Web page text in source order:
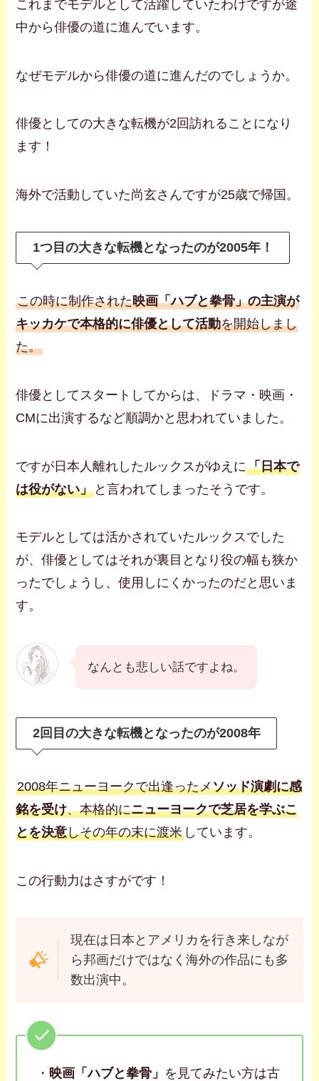
これまでモデルとして活躍していたわけですが途
中から俳優の道に進んでいます。
なぜモデルから俳優の道に進んだのでしょうか。
俳優としての大きな転機が2回訪れることになり
ます！
海外で活動していた尚玄さんですが25歳で帰国。
1つ目の大きな転機となったのが2005年！
この時に制作された映画「ハブと拳骨」の主演が
キッカケで本格的に俳優として活動を開始しまし
た。
俳優としてスタートしてからは、ドラマ・映画・
CMに出演するなど順調かと思われていました。
ですが日本人離れしたルックスがゆえに「日本で
は役がない」 と言われてしまったそうです。
モデルとしては活かされていたルックスでした
が、俳優としてはそれが裏目となり役の幅も狭か
ったでしょうし、使用しにくかったのだと思いま
す。
なんとも悲しい話ですよね。
2回目の大きな転機となったのが2008年
2008年ニューヨークで出逢ったメソッド演劇に感
銘を受け、本格的にニューヨークで芝居を学ぶこ
とを決意しその年の末に渡米 しています。
この行動力はさすがです！
現在は日本とアメリカを行き来しなが
ら邦画だけではなく海外の作品にも多
数出演中。
・ 映画「ハブと拳骨」 を見てみたい方は古